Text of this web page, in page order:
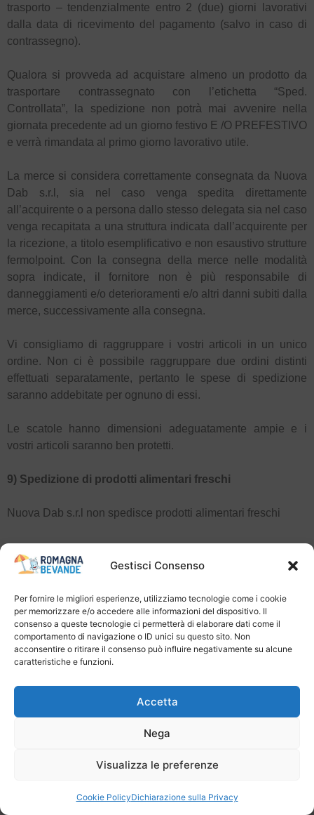
Gestisci Consenso
Per fornire le migliori esperienze, utilizziamo tecnologie come i cookie
per memorizzare e/o accedere alle informazioni del dispositivo. Il
consenso a queste tecnologie ci permetterà di elaborare dati come il
comportamento di navigazione o ID unici su questo sito. Non
acconsentire o ritirare il consenso può influire negativamente su alcune
caratteristiche e funzioni.
Accetta
Nega
Visualizza le preferenze
Cookie PolicyDichiarazione sulla Privacy
trasporto – tendenzialmente entro 2 (due) giorni lavorativi
dalla data di ricevimento del pagamento (salvo in caso di
contrassegno).
Qualora si provveda ad acquistare almeno un prodotto da
trasportare contrassegnato con l’etichetta “Sped.
Controllata”, la spedizione non potrà mai avvenire nella
giornata precedente ad un giorno festivo E /O PREFESTIVO
e verrà rimandata al primo giorno lavorativo utile.
La merce si considera correttamente consegnata da Nuova
Dab s.r.l, sia nel caso venga spedita direttamente
all’acquirente o a persona dallo stesso delegata sia nel caso
venga recapitata a una struttura indicata dall’acquirente per
la ricezione, a titolo esemplificativo e non esaustivo strutture
fermo!point. Con la consegna della merce nelle modalità
sopra indicate, il fornitore non è più responsabile di
danneggiamenti e/o deterioramenti e/o altri danni subiti dalla
merce, successivamente alla consegna.
Vi consigliamo di raggruppare i vostri articoli in un unico
ordine. Non ci è possibile raggruppare due ordini distinti
effettuati separatamente, pertanto le spese di spedizione
saranno addebitate per ognuno di essi.
Le scatole hanno dimensioni adeguatamente ampie e i
vostri articoli saranno ben protetti.
9) Spedizione di prodotti alimentari freschi
Nuova Dab s.r.l non spedisce prodotti alimentari freschi
10) Prezzi
del sito www.nuovadab.it sono espressi in euro e
costituiscono offerta al pubblico ai sensi del 1336 codice
civile.
imposta; i costi di spedizione e gli eventuali oneri accessori,
se presenti, pur non ricompresi nei prezzi di acquisto
acquisto prima dell’inoltro dell’ordine da parte
riepilogo dell’ordine effettuato.
I prezzi indicati in corrispondenza di ciascuno dei beni offerti